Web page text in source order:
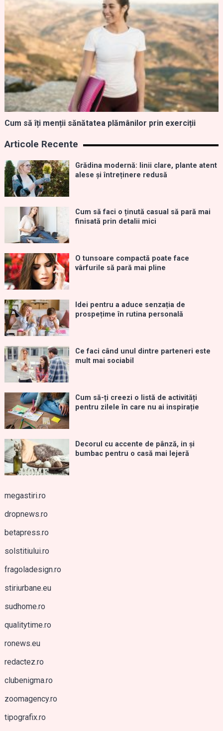
Cum să îți menții sănătatea plămânilor prin exerciții
Articole Recente
Grădina modernă: linii clare, plante atent
alese și întreținere redusă
Cum să faci o ținută casual să pară mai
finisată prin detalii mici
O tunsoare compactă poate face
vârfurile să pară mai pline
Idei pentru a aduce senzația de
prospețime în rutina personală
Ce faci când unul dintre parteneri este
mult mai sociabil
Cum să-ți creezi o listă de activități
pentru zilele în care nu ai inspirație
Decorul cu accente de pânză, in și
bumbac pentru o casă mai lejeră
megastiri.ro
dropnews.ro
betapress.ro
solstitiului.ro
fragoladesign.ro
stiriurbane.eu
sudhome.ro
qualitytime.ro
ronews.eu
redactez.ro
clubenigma.ro
zoomagency.ro
tipografix.ro